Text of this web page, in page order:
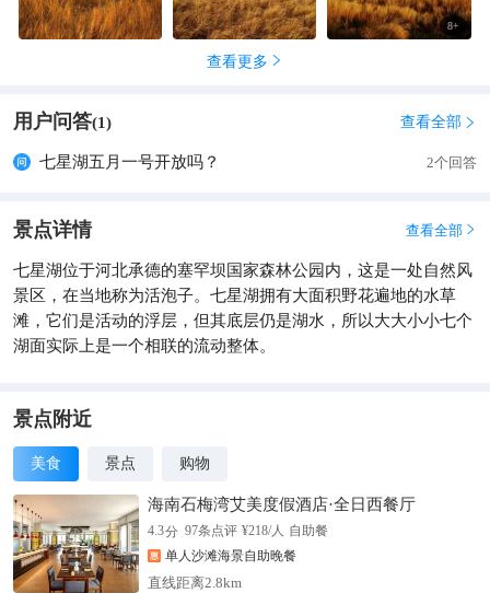
8+
查看更多 
用户问答(1) 查看全部 
七星湖五月一号开放吗？ 2个回答
景点详情 查看全部 
七星湖位于河北承德的塞罕坝国家森林公园内，这是一处自然风
景区，在当地称为活泡子。七星湖拥有大面积野花遍地的水草
滩，它们是活动的浮层，但其底层仍是湖水，所以大大小小七个
湖面实际上是一个相联的流动整体。
景点附近
美食 景点 购物
海南石梅湾艾美度假酒店·全日西餐厅
4.3分 97条点评 ¥218/人 自助餐
单人沙滩海景自助晚餐
直线距离2.8km